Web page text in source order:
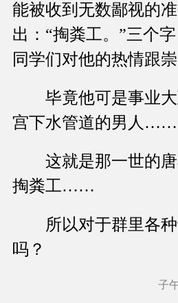
能被收到无数鄙视的
出：“掏粪工。”三个
同学们对他的热情跟崇
毕竟他可是事业大
宫下水管道的男人……
这就是那一世的唐
掏粪工……
所以对于群里各种
吗？
子